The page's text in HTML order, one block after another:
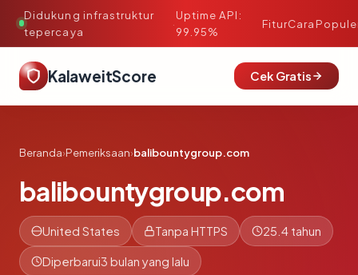
Didukung infrastruktur
tepercaya
·
Uptime API:
99.95%
FiturCara
KalaweitScore Cek Gratis
Beranda›Pemeriksaan›balibountygroup.com
balibountygroup.com
United States Tanpa HTTPS 25.4 tahun
Diperbarui3 bulan yang lalu